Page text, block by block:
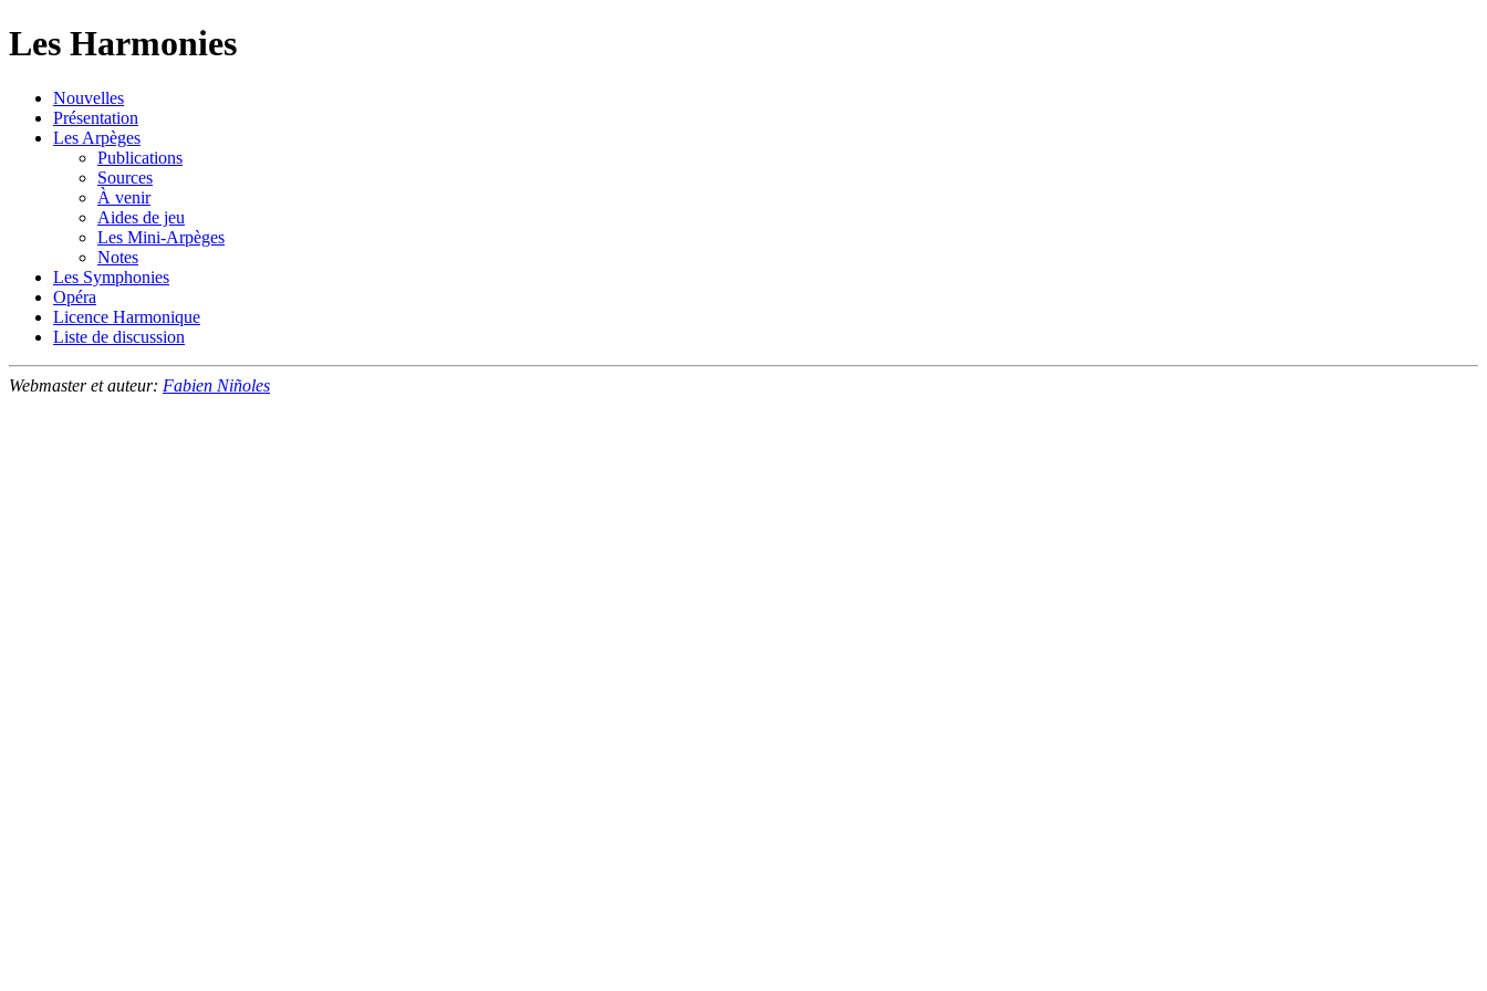
Les Harmonies
Nouvelles
Présentation
Les Arpèges
Publications
Sources
À venir
Aides de jeu
Les Mini-Arpèges
Notes
Les Symphonies
Opéra
Licence Harmonique
Liste de discussion
Webmaster et auteur: Fabien Niñoles